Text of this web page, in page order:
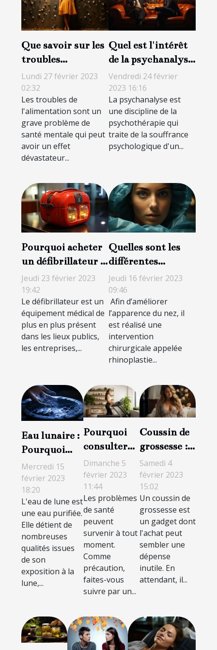
Que savoir sur les
troubles
alimentaires ?
Lundi 27 février 2023
02:32
Les troubles de
l'alimentation sont un
grave problème de
santé mentale qui peut
avoir un effet
dévastateur...
Quel est l'intérêt
de la psychanalyse
?
Vendredi 24 février
2023 16:16
La psychanalyse est
une discipline de la
psychothérapie qui
traite de la souffrance
psychologique d'un...
Pourquoi acheter
un défibrillateur ?
Un investissement
pour sauver des
vies
Jeudi 23 février 2023
19:42
Le défibrillateur est un
équipement médical de
plus en plus présent
dans les lieux publics,
les entreprises,...
Quelles sont les
différentes
techniques de
rhinoplastie ?
Jeudi 16 février 2023
09:46
Afin d’améliorer
l’apparence du nez, il
est réalisé une
intervention
chirurgicale appelée
rhinoplastie...
Eau lunaire :
Pourquoi
l'eau de lune
est-elle
indispensable
?
Mercredi 15
février 2023
18:20
L'eau de lune est
une eau purifiée.
Elle détient de
nombreuses
qualités issues
de son
exposition à la
lune,...
Pourquoi
consulter
une
plateforme
sur la santé
et le bien-
être ?
Dimanche 5
février 2023
11:44
Les problèmes
de santé
peuvent
survenir à tout
moment.
Comme
précaution,
faites-vous
suivre par un...
Coussin de
grossesse :
pourquoi
vaut-il la
peine
d'avoir ?
Samedi 4
février 2023
15:02
Un coussin de
grossesse est
un gadget dont
l'achat peut
sembler une
dépense
inutile. En
attendant, il...